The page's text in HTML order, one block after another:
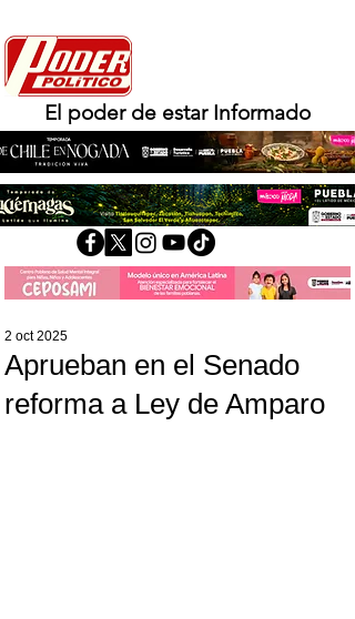
El poder de estar Informado
Aprueban en el Senado
reforma a Ley de Amparo
2 oct 2025